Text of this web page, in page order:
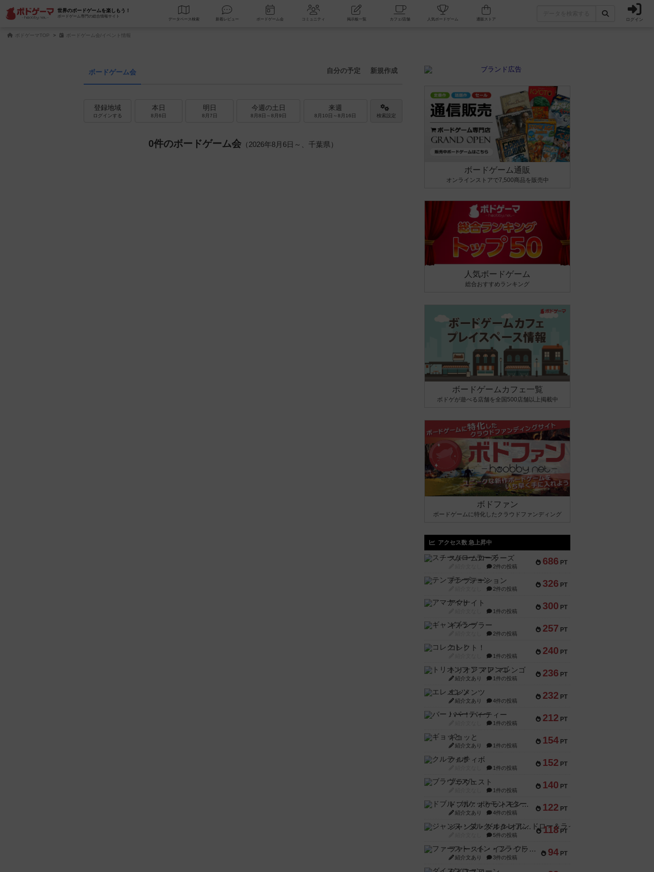
世界のボードゲームを楽しもう！
ボードゲーム専門の総合情報サイト
データベース 検索 新着レビュー ボードゲーム会 コミュニティ 掲示板一覧 カフェ/店舗 人気ボードゲーム ログイン
ボドゲーマTOP ボードゲーム会/イベント情報
ボードゲーム会 新規作成
自分の予定
登録地域
ログインする
本日
8月6日
明日
8月7日
今週の土日
8月8日～8月9日
来週
8月10日～8月16日 検索設定
0件のボードゲーム会 （2026年8月6日～、千葉県）
ボードゲーム通販
オンラインストアで7,500商品を販売中
人気ボードゲーム
総合おすすめランキング
ボードゲームカフェ一覧
ボドゲが遊べる店舗を全国500店舗以上掲載中
ボドファン
ボードゲームに特化したクラウドファンディング
アクセス数 急上昇中
686 PT
スチームローラーズ
2件の投稿
326 PT
テンプテーション
2件の投稿
300 PT
アマナイト
1件の投稿
257 PT
ギャンブラー
2件の投稿
240 PT
コレクト！
1件の投稿
236 PT
トリオンフ ア マレンゴ
紹介文あり 1件の投稿
232 PT
エレメンツ
紹介文あり 4件の投稿
212 PT
バー！パーティー
1件の投稿
154 PT
ギョッと
紹介文あり 1件の投稿
152 PT
クルティボ
1件の投稿
140 PT
ブラヴェスト
1件の投稿
122 PT
ドブル：ポケットモンスター
紹介文あり 4件の投稿
118 PT
ジャンヌ・ダルク-オルレアン ドロー＆ライト
5件の投稿
94 PT
ファースト・イン・フライト
紹介文あり 3件の投稿